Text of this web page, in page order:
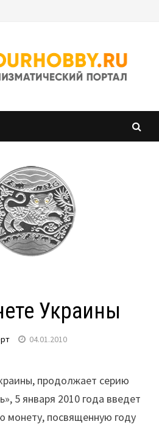
Украины
04.01.2010
продолжает серию
5 января 2010 года введет
монету, посвященную году